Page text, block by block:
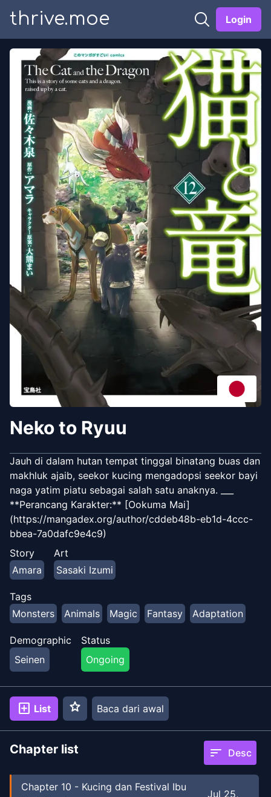
thrive.moe Login
Neko to Ryuu
Jauh di dalam hutan tempat tinggal binatang buas dan
makhluk ajaib, seekor kucing mengadopsi seekor bayi
naga yatim piatu sebagai salah satu anaknya. ___
**Perancang Karakter:** [Ookuma Mai]
(https://mangadex.org/author/cddeb48b-eb1d-4ccc-
bbea-7a0dafc9e4c9)
Story
Amara
Art
Sasaki Izumi
Tags
Monsters
Animals Magic Fantasy Adaptation
Demographic
Seinen
Status
Ongoing
add_box List star Baca dari awal
Chapter list sort Desc
Chapter 10 - Kucing dan Festival Ibu
Jul 25,